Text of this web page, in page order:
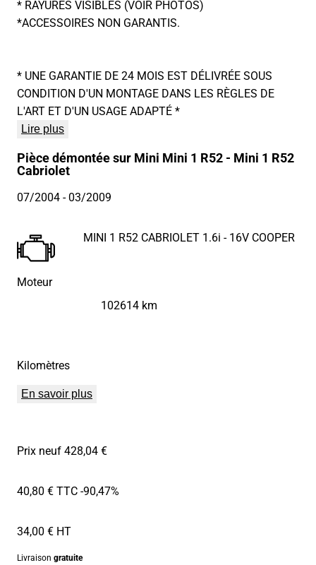
* RAYURES VISIBLES (VOIR PHOTOS)
*ACCESSOIRES NON GARANTIS.
* UNE GARANTIE DE 24 MOIS EST DÉLIVRÉE SOUS
CONDITION D'UN MONTAGE DANS LES RÈGLES DE
L'ART ET D'UN USAGE ADAPTÉ *
Lire plus
Pièce démontée sur Mini Mini 1 R52 - Mini 1 R52
Cabriolet
07/2004- 03/2009
Moteur
MINI 1 R52 CABRIOLET 1.6i - 16V COOPER
Kilomètres
102614 km
En savoir plus
Prix neuf 428,04 €
40,80 € TTC-90,47%
34,00 € HT
Livraison gratuite